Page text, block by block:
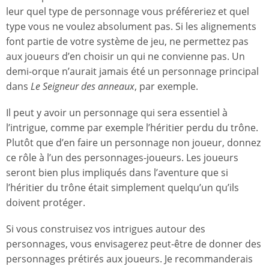
leur quel type de personnage vous préféreriez et quel
type vous ne voulez absolument pas. Si les alignements
font partie de votre système de jeu, ne permettez pas
aux joueurs d’en choisir un qui ne convienne pas. Un
demi-orque n’aurait jamais été un personnage principal
dans Le Seigneur des anneaux, par exemple.
Il peut y avoir un personnage qui sera essentiel à
l’intrigue, comme par exemple l’héritier perdu du trône.
Plutôt que d’en faire un personnage non joueur, donnez
ce rôle à l’un des personnages-joueurs. Les joueurs
seront bien plus impliqués dans l’aventure que si
l’héritier du trône était simplement quelqu’un qu’ils
doivent protéger.
Si vous construisez vos intrigues autour des
personnages, vous envisagerez peut-être de donner des
personnages prétirés aux joueurs. Je recommanderais